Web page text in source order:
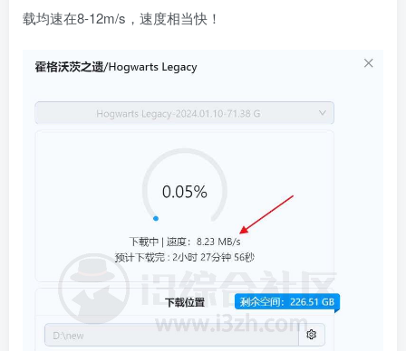
载均速在8-12m/s，速度相当快！